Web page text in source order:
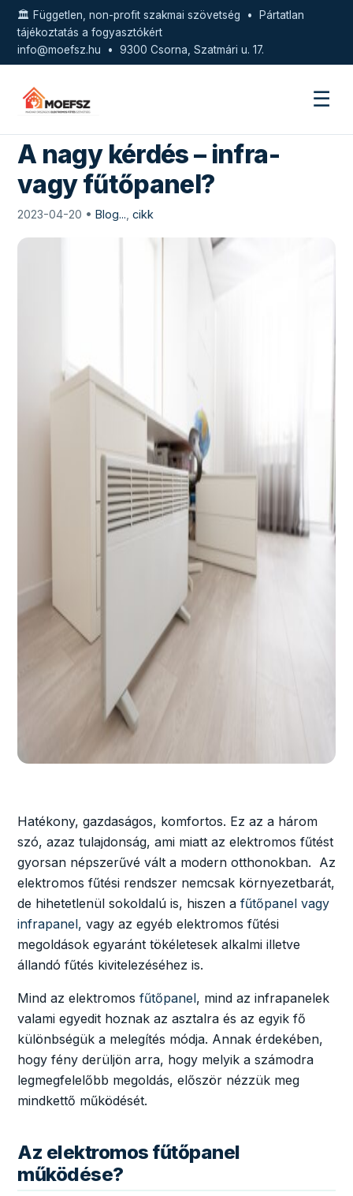
🏛️ Független, non-profit szakmai szövetség • Pártatlan
tájékoztatás a fogyasztókért
info@moefsz.hu • 9300 Csorna, Szatmári u. 17.
☰
A nagy kérdés – infra-
vagy fűtőpanel?
2023-04-20 • Blog..., cikk
Hatékony, gazdaságos, komfortos. Ez az a három
szó, azaz tulajdonság, ami miatt az elektromos fűtést
gyorsan népszerűvé vált a modern otthonokban. Az
elektromos fűtési rendszer nemcsak környezetbarát,
de hihetetlenül sokoldalú is, hiszen a fűtőpanel vagy
infrapanel, vagy az egyéb elektromos fűtési
megoldások egyaránt tökéletesek alkalmi illetve
állandó fűtés kivitelezéséhez is.
Mind az elektromos fűtőpanel, mind az infrapanelek
valami egyedit hoznak az asztalra és az egyik fő
különbségük a melegítés módja. Annak érdekében,
hogy fény derüljön arra, hogy melyik a számodra
legmegfelelőbb megoldás, először nézzük meg
mindkettő működését.
Az elektromos fűtőpanel
működése?